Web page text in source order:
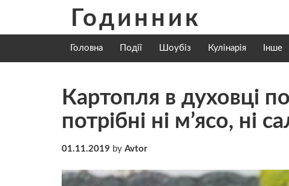
content
Годинник
Головна Події Шоубіз Кулінарія Інше
Картопля в духовці
потрібні ні м’ясо, ні
01.11.2019 by Avtor